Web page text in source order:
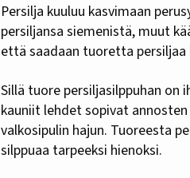
Persilja kuuluu kasvimaan perusyrtteihin. Rautahermoisimmat hyötypuutarhurit kasvattavat
persiljansa siemenistä, muut
että saadaan tuoretta
Sillä tuore persiljasilppuhan on
kauniit lehdet sopivat
valkosipulin hajun. Tuoreesta
silppuaa tarpeeksi hienoksi.